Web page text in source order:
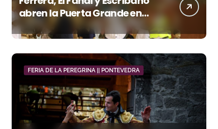
abren la Puerta Grande en
una tarde triunfal en Azuaga
FERIA DE LA PEREGRINA || PONTEVEDRA